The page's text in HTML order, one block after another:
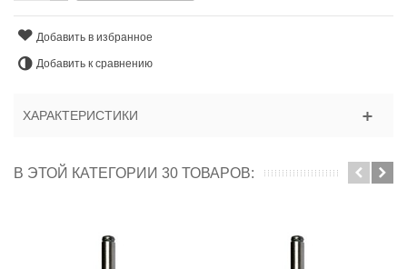
Добавить в избранное
Добавить к сравнению
ХАРАКТЕРИСТИКИ
В ЭТОЙ КАТЕГОРИИ 30 ТОВАРОВ: